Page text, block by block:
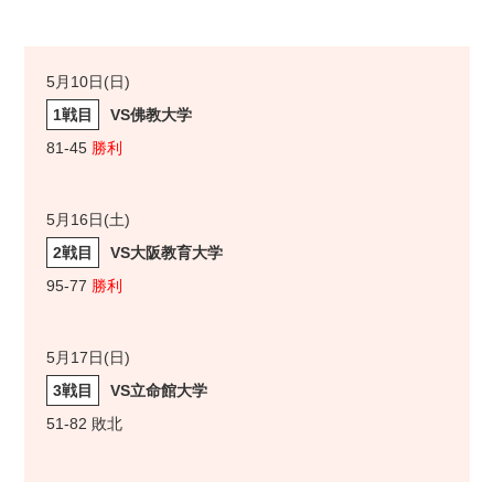
5月10日(日)
1戦目
VS佛教大学
81-45 勝利
5月16日(土)
2戦目
VS大阪教育大学
95-77 勝利
5月17日(日)
3戦目
VS立命館大学
51-82 敗北